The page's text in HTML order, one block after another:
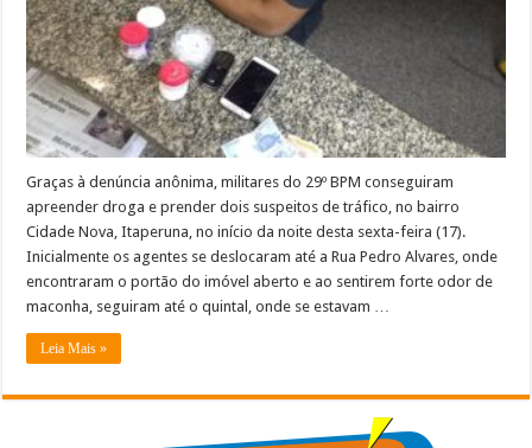
Graças à denúncia anônima, militares do 29º BPM conseguiram
apreender droga e prender dois suspeitos de tráfico, no bairro
Cidade Nova, Itaperuna, no início da noite desta sexta-feira (17).
Inicialmente os agentes se deslocaram até a Rua Pedro Alvares, onde
encontraram o portão do imóvel aberto e ao sentirem forte odor de
maconha, seguiram até o quintal, onde se estavam …
Leia Mais »